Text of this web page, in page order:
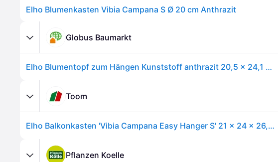
Elho Blumenkasten Vibia Campana S Ø 20 cm Anthrazit
Globus Baumarkt
Elho Blumentopf zum Hängen Kunststoff anthrazit 20,5 x 24,1 x 26,5 cm Vibia Campana Easy Small
Toom
Elho Balkonkasten 'Vibia Campana Easy Hanger S' 21 x 24 x 26,5 cm schwarz
Pflanzen Koelle